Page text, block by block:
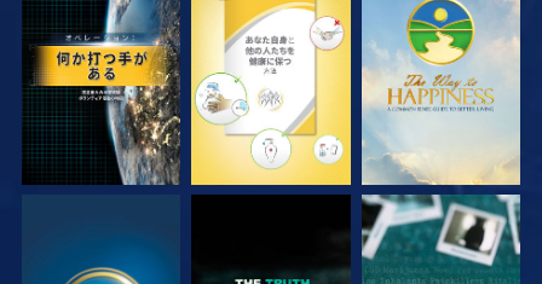
観る 観る 観る
観る 観る 観る